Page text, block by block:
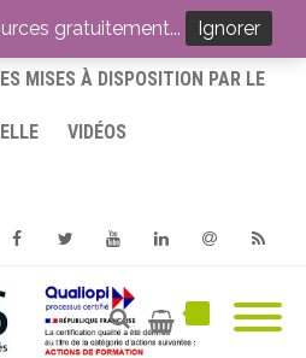
MISES À DISPOSITION PAR LE
VIDÉOS
TwitterYoutube
gratuitement... Ignorer